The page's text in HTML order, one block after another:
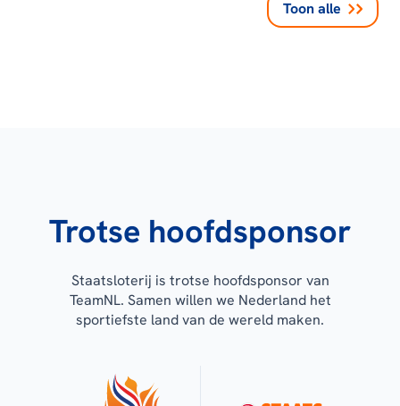
Toon alle
Trotse hoofdsponsor
Staatsloterij is trotse hoofdsponsor van
TeamNL. Samen willen we Nederland het
sportiefste land van de wereld maken.